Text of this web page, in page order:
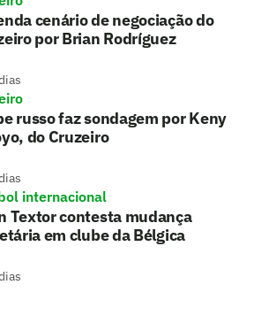
cenário de negociação do
por Brian Rodríguez
russo faz sondagem por Keny
do Cruzeiro
internacional
Textor contesta mudança
em clube da Bélgica